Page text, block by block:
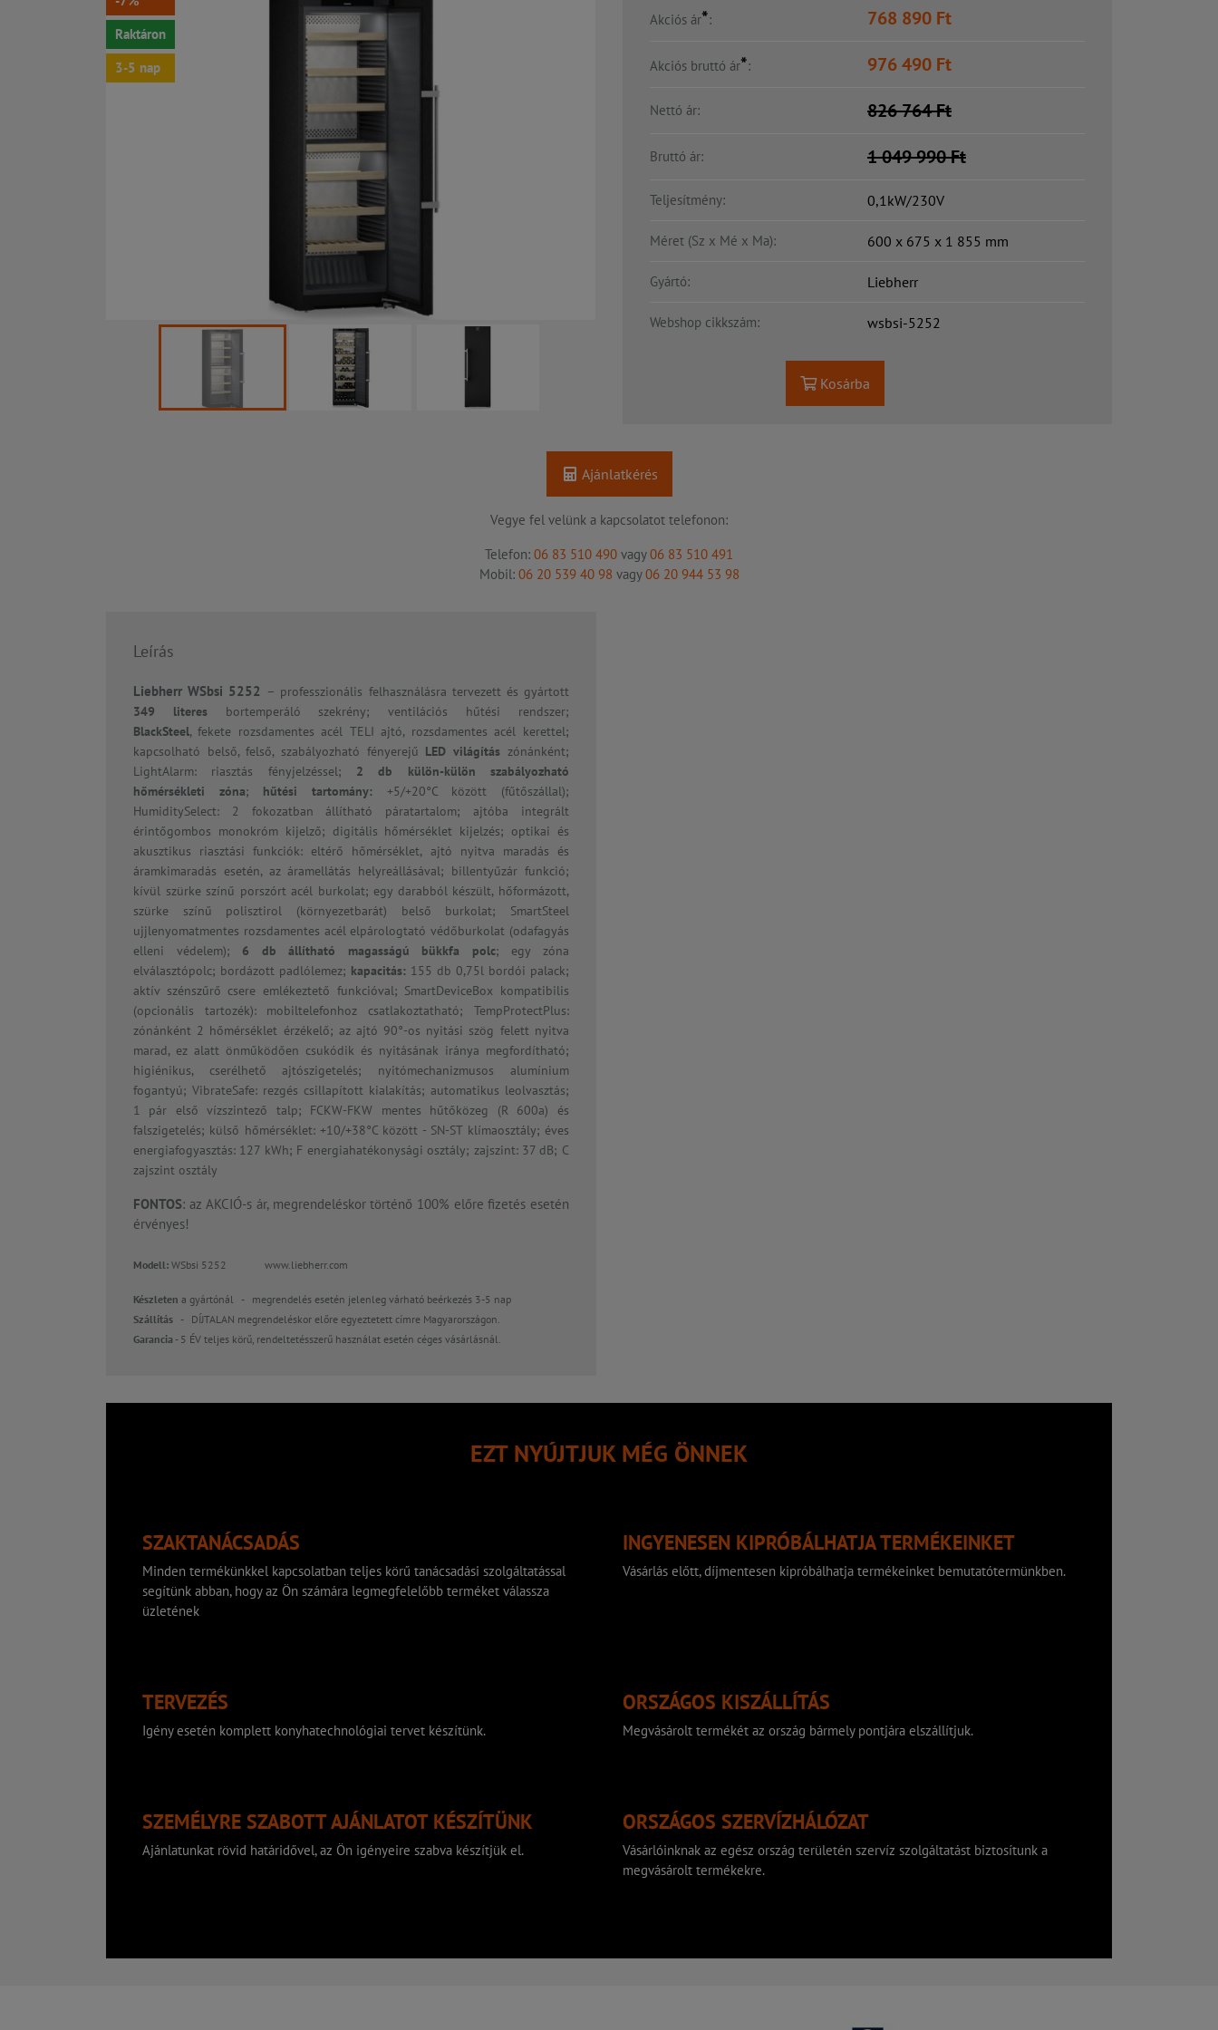
Raktáron
3-5 nap
Akciós ár*: 768 890 Ft
Akciós bruttó ár*: 976 490 Ft
Nettó ár: 826 764Ft
Bruttó ár: 1 049 990Ft
Teljesítmény: 0,1kW/230V
Méret (Sz x Mé x Ma): 600 x 675 x 1 855 mm
Gyártó: Liebherr
Webshop cikkszám: wsbsi-5252
Kosárba
Ajánlatkérés
Vegye fel velünk a kapcsolatot telefonon:
Telefon: 06 83 510 490 vagy06 83 510 491
Mobil: 06 20 539 40 98 vagy06 20 944 53 98
Leírás
Liebherr WSbsi 5252 – professzionális felhasználásra tervezett és gyártott
349 literesbortemperáló szekrény; ventilációs hűtési rendszer;
BlackSteel, fekete rozsdamentes acél TELI ajtó, rozsdamentes acél kerettel;
kapcsolható belső, felső, szabályozható fényerejű LED világítás zónánként;
LightAlarm: riasztás fényjelzéssel; 2 db külön-külön szabályozható
hőmérsékleti zóna; hűtési tartomány: +5/+20°C között (fűtőszállal);
HumiditySelect: 2 fokozatban állítható páratartalom; ajtóba integrált
érintőgombos monokróm kijelző; digitális hőmérséklet kijelzés; optikai és
akusztikus riasztási funkciók: eltérő hőmérséklet, ajtó nyitva maradás és
áramkimaradás esetén, az áramellátás helyreállásával; billentyűzár funkció;
kívül szürke színű porszórt acél burkolat; egy darabból készült, hőformázott,
szürke színű polisztirol (környezetbarát) belső burkolat; SmartSteel
ujjlenyomatmentes rozsdamentes acél elpárologtató védőburkolat (odafagyás
elleni védelem); 6 db állítható magasságú bükkfa polc; egy zóna
elválasztópolc; bordázott padlólemez; kapacitás: 155 db 0,75l bordói palack;
aktív szénszűrő csere emlékeztető funkcióval; SmartDeviceBox kompatibilis
(opcionális tartozék): mobiltelefonhoz csatlakoztatható; TempProtectPlus:
zónánként 2 hőmérséklet érzékelő; az ajtó 90°-os nyitási szög felett nyitva
marad, ez alatt önműködően csukódik és nyitásának iránya megfordítható;
higiénikus, cserélhető ajtószigetelés; nyitómechanizmusos alumínium
fogantyú; VibrateSafe: rezgés csillapított kialakítás; automatikus leolvasztás;
1 pár első vízszintező talp; FCKW-FKW mentes hűtőközeg (R 600a) és
falszigetelés; külső hőmérséklet: +10/+38°C között - SN-ST klímaosztály; éves
energiafogyasztás: 127 kWh; F energiahatékonysági osztály; zajszint: 37 dB; C
zajszint osztály
FONTOS: az AKCIÓ-s ár, megrendeléskor történő 100% előre fizetés esetén
érvényes!
Modell: WSbsi 5252 www.liebherr.com
Készleten a gyártónál - megrendelés esetén jelenleg várható beérkezés 3-5 nap
Szállítás - DÍJTALAN megrendeléskor előre egyeztetett címre Magyarországon.
Garancia - 5 ÉV teljes körű, rendeltetésszerű használat esetén céges vásárlásnál.
EZT NYÚJTJUK MÉG ÖNNEK
SZAKTANÁCSADÁS
Minden termékünkkel kapcsolatban teljes körű tanácsadási szolgáltatással
segítünk abban, hogy az Ön számára legmegfelelőbb terméket válassza
üzletének
INGYENESEN KIPRÓBÁLHATJA TERMÉKEINKET
Vásárlás előtt, díjmentesen kipróbálhatja termékeinket bemutatótermünkben.
TERVEZÉS
Igény esetén komplett konyhatechnológiai tervet készítünk.
ORSZÁGOS KISZÁLLÍTÁS
Megvásárolt termékét az ország bármely pontjára elszállítjuk.
SZEMÉLYRE SZABOTT AJÁNLATOT KÉSZÍTÜNK
Ajánlatunkat rövid határidővel, az Ön igényeire szabva készítjük el.
ORSZÁGOS SZERVÍZHÁLÓZAT
Vásárlóinknak az egész ország területén szervíz szolgáltatást biztosítunk a
megvásárolt termékekre.